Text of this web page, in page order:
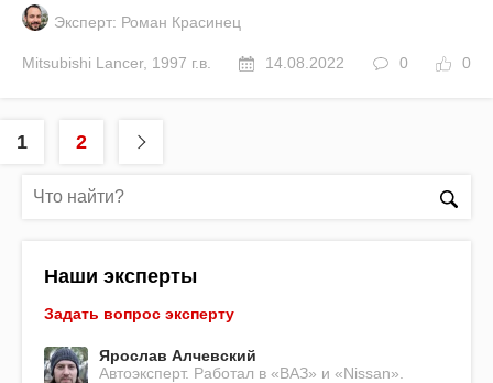
Эксперт: Роман Красинец
Mitsubishi Lancer, 1997 г.в. 14.08.2022 0 0
1 2
Наши эксперты
Задать вопрос эксперту
Ярослав Алчевский
Автоэксперт. Работал в «ВАЗ» и «Nissan».